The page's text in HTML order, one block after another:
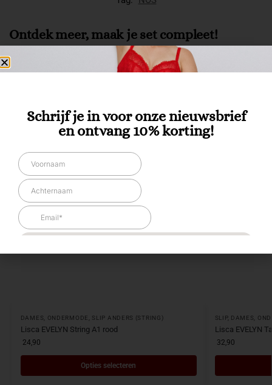
Ontdek meer, maak je set compleet!
DAMES ONDERMODE SLIP ANDERS (STRING)
Lisca EVELYN String A1 rood
24,90
Opties selecteren
SLIP, DAMES
Lisca EVELYN
32,90
Schrijf je in voor onze nieuwsbrief
en ontvang 10% korting!